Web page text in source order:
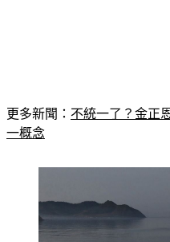
更多新聞： 不統一了？金正
一概念